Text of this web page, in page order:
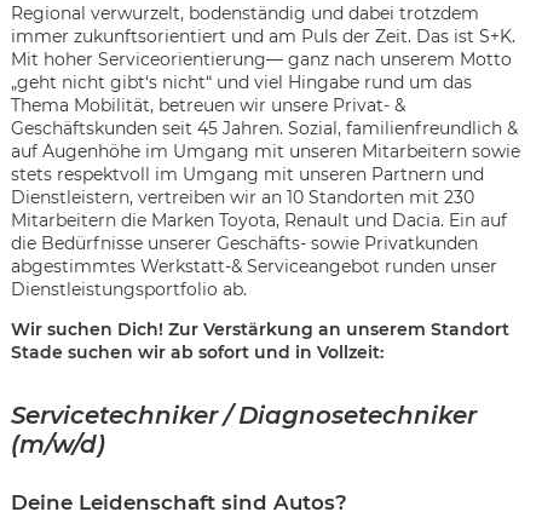
Regional verwurzelt, bodenständig und dabei trotzdem
immer zukunftsorientiert und am Puls der Zeit. Das ist S+K.
Mit hoher Serviceorientierung— ganz nach unserem Motto
„geht nicht gibt‘s nicht“ und viel Hingabe rund um das
Thema Mobilität, betreuen wir unsere Privat- &
Geschäftskunden seit 45 Jahren. Sozial, familienfreundlich &
auf Augenhöhe im Umgang mit unseren Mitarbeitern sowie
stets respektvoll im Umgang mit unseren Partnern und
Dienstleistern, vertreiben wir an 10 Standorten mit 230
Mitarbeitern die Marken Toyota, Renault und Dacia. Ein auf
die Bedürfnisse unserer Geschäfts- sowie Privatkunden
abgestimmtes Werkstatt-& Serviceangebot runden unser
Dienstleistungsportfolio ab.
Wir suchen Dich! Zur Verstärkung an unserem Standort
Stade suchen wir ab sofort und in Vollzeit:
Servicetechniker / Diagnosetechniker
(m/w/d)
Deine Leidenschaft sind Autos?